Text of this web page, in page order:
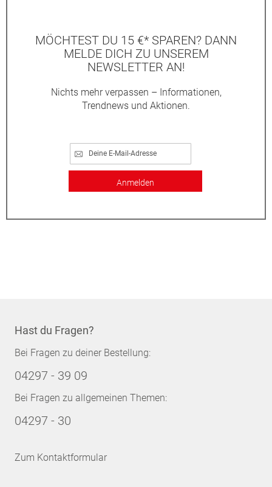
MÖCHTEST DU 15 €* SPAREN? DANN
MELDE DICH ZU UNSEREM
NEWSLETTER AN!
Nichts mehr verpassen – Informationen,
Trendnews und Aktionen.
Anmelden
Hast du Fragen?
Bei Fragen zu deiner Bestellung:
04297 - 39 09
Bei Fragen zu allgemeinen Themen:
04297 - 30
Zum Kontaktformular